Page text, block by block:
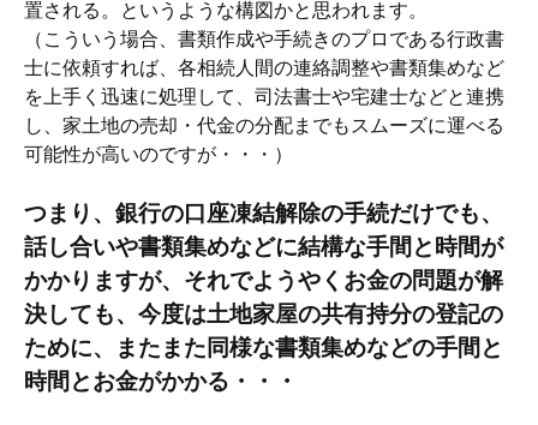
置される。というような構図かと思われます。
（こういう場合、書類作成や手続きのプロである行政書
士に依頼すれば、各相続人間の連絡調整や書類集めなど
を上手く迅速に処理して、司法書士や宅建士などと連携
し、家土地の売却・代金の分配までもスムーズに運べる
可能性が高いのですが・・・）
つまり、銀行の口座凍結解除の手続だけでも、
話し合いや書類集めなどに結構な手間と時間が
かかりますが、それでようやくお金の問題が解
決しても、今度は土地家屋の共有持分の登記の
ために、またまた同様な書類集めなどの手間と
時間とお金がかかる・・・